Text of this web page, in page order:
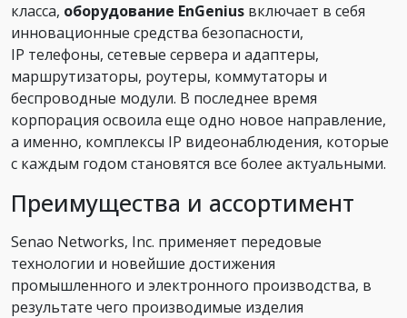
класса, оборудование EnGenius включает в себя
инновационные средства безопасности,
IP телефоны, сетевые сервера и адаптеры,
маршрутизаторы, роутеры, коммутаторы и
беспроводные модули. В последнее время
корпорация освоила еще одно новое направление,
а именно, комплексы IP видеонаблюдения, которые
с каждым годом становятся все более актуальными.
Преимущества и ассортимент
Senao Networks, Inc. применяет передовые
технологии и новейшие достижения
промышленного и электронного производства, в
результате чего производимые изделия